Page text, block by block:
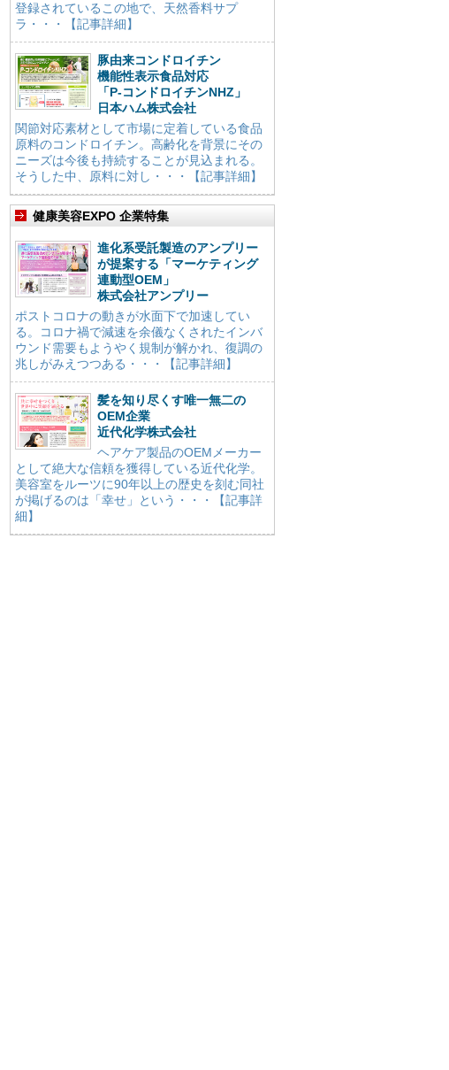
登録されているこの地で、天然香料サプ
ラ・・・【記事詳細】
豚由来コンドロイチン
機能性表示食品対応
「P-コンドロイチンNHZ」
日本ハム株式会社
関節対応素材として市場に定着している食品
原料のコンドロイチン。高齢化を背景にその
ニーズは今後も持続することが見込まれる。
そうした中、原料に対し・・・【記事詳細】
健康美容EXPO 企業特集
進化系受託製造のアンプリー
が提案する「マーケティング
連動型OEM」
株式会社アンプリー
ポストコロナの動きが水面下で加速してい
る。コロナ禍で減速を余儀なくされたインバ
ウンド需要もようやく規制が解かれ、復調の
兆しがみえつつある・・・【記事詳細】
髪を知り尽くす唯一無二の
OEM企業
近代化学株式会社
ヘアケア製品のOEMメーカー
として絶大な信頼を獲得している近代化学。
美容室をルーツに90年以上の歴史を刻む同社
が掲げるのは「幸せ」という・・・【記事詳
細】